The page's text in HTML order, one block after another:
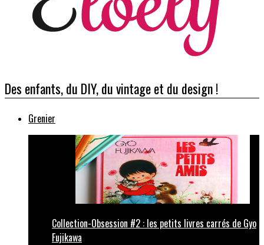
Des enfants, du DIY, du vintage et du design !
Grenier
Collection-Obsession #2 : les petits livres carrés de Gyo
Fujikawa